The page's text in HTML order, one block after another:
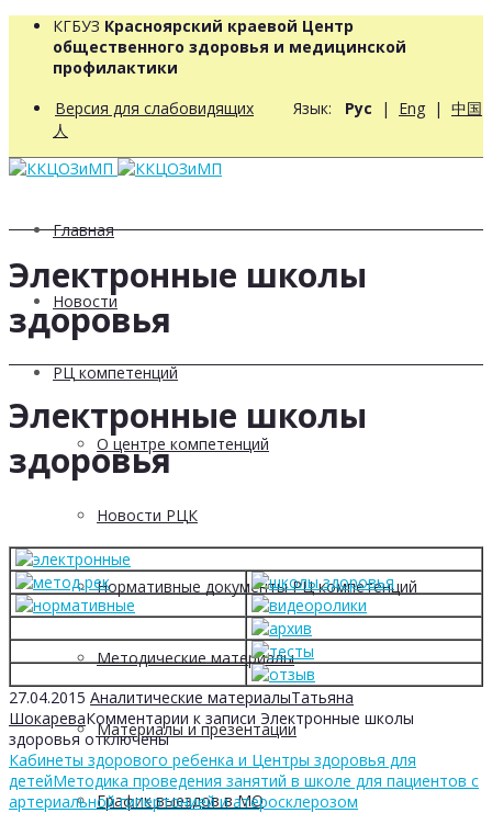
КГБУЗ Красноярский краевой Центр
общественного здоровья и медицинской
профилактики
Версия для слабовидящих Язык: Рус | Eng | 中国
人
Главная
Новости
РЦ компетенций
О центре компетенций
Новости РЦК
Нормативные документы РЦ компетенций
Методические материалы
Материалы и презентации
График выездов в МО
Электронные школы
здоровья
Электронные школы
здоровья
27.04.2015 Аналитические материалыТатьяна
ШокареваКомментарии к записи Электронные школы
здоровьяотключены
Кабинеты здорового ребенка и Центры здоровья для
детейМетодика проведения занятий в школе для пациентов с
артериальной гипертонией и атеросклерозом